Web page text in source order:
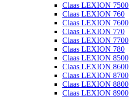
Claas LEXION 7500
Claas LEXION 760
Claas LEXION 7600
Claas LEXION 770
Claas LEXION 7700
Claas LEXION 780
Claas LEXION 8500
Claas LEXION 8600
Claas LEXION 8700
Claas LEXION 8800
Claas LEXION 8900